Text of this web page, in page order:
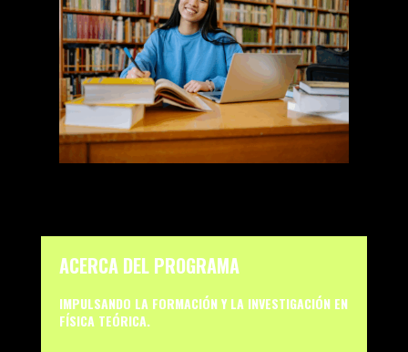
ACERCA DEL PROGRAMA
IMPULSANDO LA FORMACIÓN Y LA INVESTIGACIÓN EN
FÍSICA TEÓRICA.